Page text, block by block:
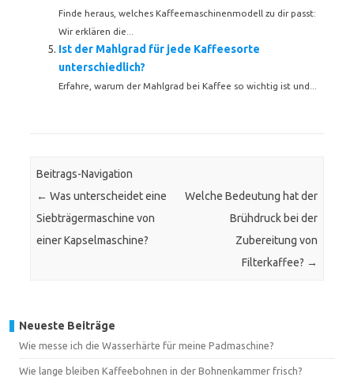
Finde heraus, welches Kaffeemaschinenmodell zu dir passt:
Wir erklären die...
Ist der Mahlgrad für jede Kaffeesorte
unterschiedlich?
Erfahre, warum der Mahlgrad bei Kaffee so wichtig ist und...
Beitrags-Navigation
← Was unterscheidet eine
Siebträgermaschine von
einer Kapselmaschine?
Welche Bedeutung hat der
Brühdruck bei der
Zubereitung von
Filterkaffee? →
Neueste Beiträge
Wie messe ich die Wasserhärte für meine Padmaschine?
Wie lange bleiben Kaffeebohnen in der Bohnenkammer frisch?